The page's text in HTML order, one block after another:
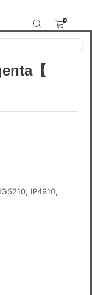
0
【
IP4910,